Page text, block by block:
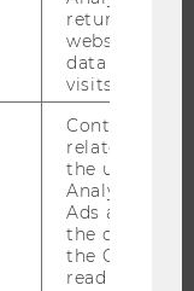
returning
website and
data from
visits.
Contains
related
the user. If
Analytics and
Ads
the
the Google
read this